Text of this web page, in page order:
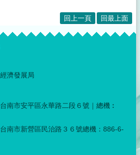
回上一頁 回最上面
濟發展局
南市安平區永華路二段６號｜總機︰
南市新營區民治路３６號總機：886-6-